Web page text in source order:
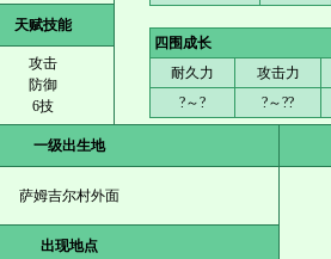
四围成长
耐久力
攻击力
?～?
?～??
天赋技能
攻击
防御
6技
一级出生地
萨姆吉尔村外面
出现地点